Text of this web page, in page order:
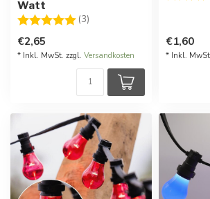
Watt
Bewertung:
(3)
€2,65
* Inkl. MwSt. zzgl. Versandkosten
€1,60
* Inkl.